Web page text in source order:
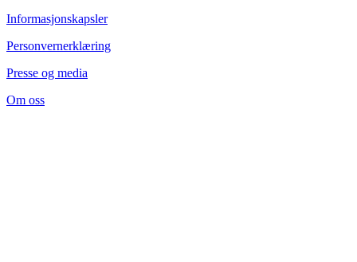
Informasjonskapsler
Personvernerklæring
Presse og media
Om oss